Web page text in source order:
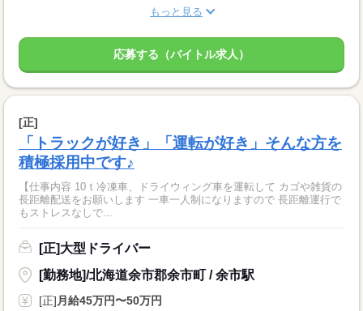
もっと見る
応募する（バイトル求人）
[正]
「トラックが好き」「運転が好き」そんな方を
積極採用中です♪
【仕事内容 10ｔ冷凍車、ドライウィング車を運転して カゴや雑貨の
長距離配送をお願いします 一車一人制になりますので 長距離運行で
もストレスなしで...
[正]大型ドライバー
[勤務地]/北海道余市郡余市町 / 余市駅
[正]月給45万円〜50万円